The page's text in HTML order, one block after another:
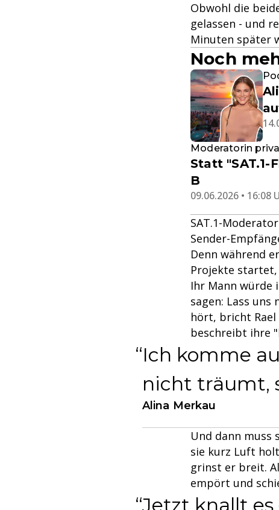
Obwohl die
gelassen - und
Minuten später
Noch
Moderatorin
Statt "SAT.1-
B
09.06.2026 • 16:08
SAT.1-
Sender-
Denn während
Projekte startet,
Ihr Mann würde
sagen: Lass uns
hört, bricht Rael
beschreibt ihre
Ich komme
nicht träumt,
Alina Merkau
Und dann muss
sie kurz Luft
grinst er breit.
empört und
Jetzt knallt es